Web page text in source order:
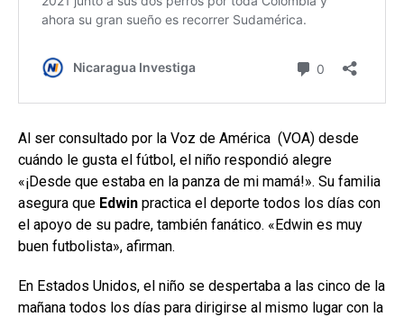
Al ser consultado por la Voz de América (VOA) desde
cuándo le gusta el fútbol, el niño respondió alegre
«¡Desde que estaba en la panza de mi mamá!». Su familia
asegura que Edwin practica el deporte todos los días con
el apoyo de su padre, también fanático. «Edwin es muy
buen futbolista», afirman.
En Estados Unidos, el niño se despertaba a las cinco de la
mañana todos los días para dirigirse al mismo lugar con la